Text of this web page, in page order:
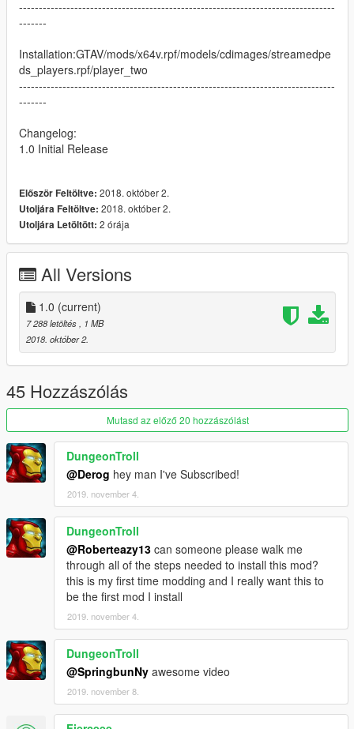
--------------------------------------------------------------------------------
-------
Installation:GTAV/mods/x64v.rpf/models/cdimages/streamedpe
ds_players.rpf/player_two
--------------------------------------------------------------------------------
-------
Changelog:
1.0 Initial Release
Először Feltöltve: 2018. október 2.
Utoljára Feltöltve: 2018. október 2.
Utoljára Letöltött: 2 órája
All Versions
1.0 (current)
7 288 letöltés
, 1 MB
2018. október 2.
45 Hozzászólás
Mutasd az előző 20 hozzászólást
DungeonTroll
@Derog hey man I've Subscribed!
2019. november 4.
DungeonTroll
@Roberteazy13 can someone please walk me
through all of the steps needed to install this mod?
this is my first time modding and I really want this to
be the first mod I install
2019. november 4.
DungeonTroll
@SpringbunNy awesome video
2019. november 8.